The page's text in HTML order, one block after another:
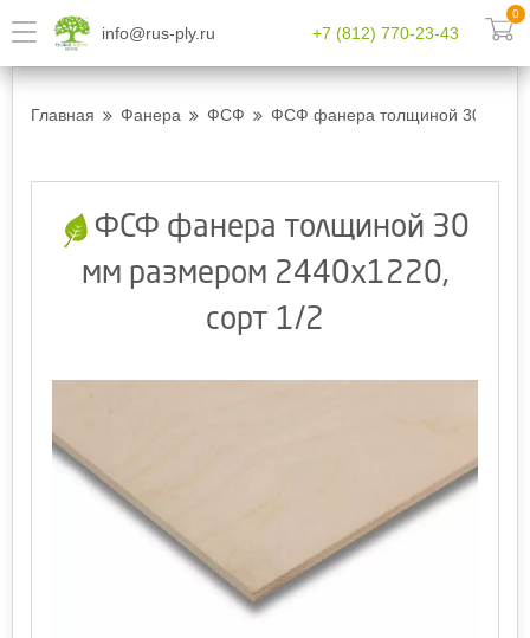
info@rus-ply.ru +7 (812) 770-23-43
0
Главная Фанера ФСФ ФСФ фанера толщиной 30 мм
ФСФ фанера толщиной 30
мм размером 2440х1220,
сорт 1/2